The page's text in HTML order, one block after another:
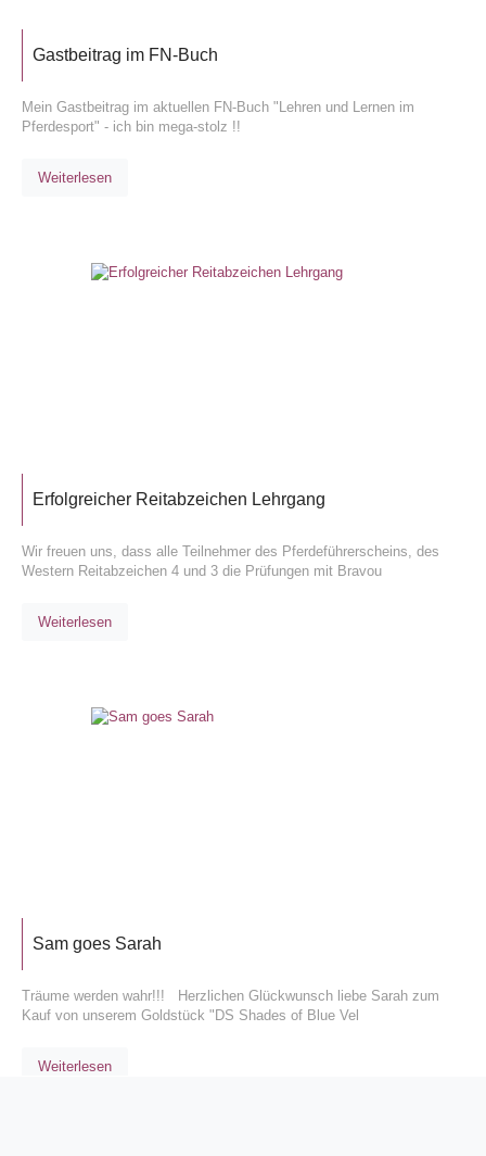
Gastbeitrag im FN-Buch
Mein Gastbeitrag im aktuellen FN-Buch "Lehren und Lernen im
Pferdesport" - ich bin mega-stolz !!
Weiterlesen
Erfolgreicher Reitabzeichen Lehrgang
Wir freuen uns, dass alle Teilnehmer des Pferdeführerscheins, des
Western Reitabzeichen 4 und 3 die Prüfungen mit Bravou
Weiterlesen
Sam goes Sarah
Träume werden wahr!!! Herzlichen Glückwunsch liebe Sarah zum
Kauf von unserem Goldstück "DS Shades of Blue Vel
Weiterlesen